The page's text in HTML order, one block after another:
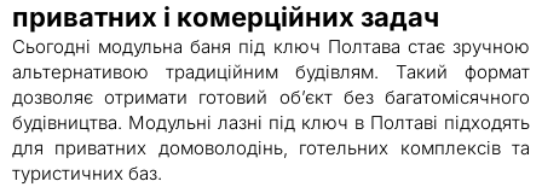
приватних і комерційних задач
Сьогодні модульна баня під ключ Полтава стає зручною
альтернативою традиційним будівлям. Такий формат
дозволяє отримати готовий об’єкт без багатомісячного
будівництва. Модульні лазні під ключ в Полтаві підходять
для приватних домоволодінь, готельних комплексів та
туристичних баз.